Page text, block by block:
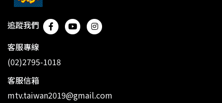
追蹤我們
客服專線
(02)2795-1018
客服信箱
mtv.taiwan2019@gmail.com